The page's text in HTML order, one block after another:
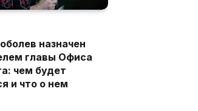
назначен
главы Офиса
чем будет
и что о нем